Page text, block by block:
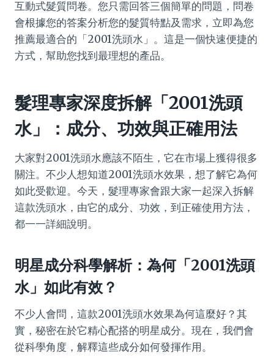
互動式髮質問卷。您只需回答三個簡單的問題，問卷
會根據您的答案分析您的髮質特點及需求，立即為您
推薦最適合的「2001洗頭水」。這是一個快速便捷的
方式，幫助您找到最理想的產品。
髮理專家深度拆解「2001洗頭
水」：成分、功效與正確用法
大家對2001洗頭水應該不陌生，它在市場上獲得很多
關注。不少人想知道2001洗頭水效果，想了解它為何
如此受歡迎。今天，髮理專家會跟大家一起深入拆解
這款洗頭水，由它的成分、功效，到正確使用方法，
都一一詳細說明。
明星成分科學解析：為何「2001洗頭
水」如此有效？
不少人會問，這款2001洗頭水效果為何這麼好？其
實，秘密在於它精心配搭的明星成分。現在，我們會
從科學角度，解釋這些成分如何發揮作用。